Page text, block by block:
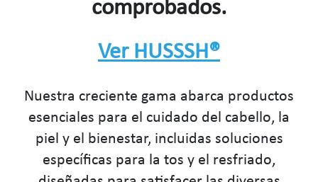
comprobados.
Ver HUSSSH®
Nuestra creciente gama abarca productos
esenciales para el cuidado del cabello, la
piel y el bienestar, incluidas soluciones
específicas para la tos y el resfriado,